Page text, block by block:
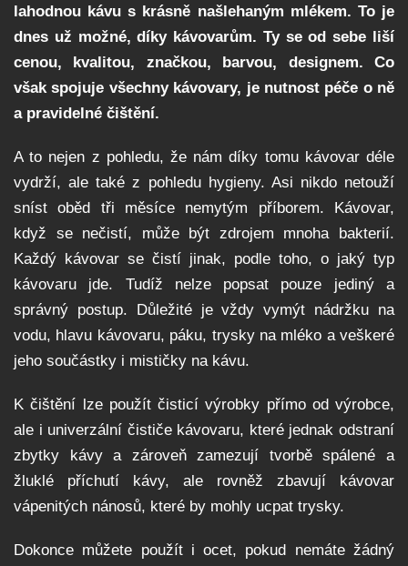
lahodnou kávu s krásně našlehaným mlékem. To je
dnes už možné, díky kávovarům. Ty se od sebe liší
cenou, kvalitou, značkou, barvou, designem. Co
však spojuje všechny kávovary, je nutnost péče o ně
a pravidelné čištění.
A to nejen z pohledu, že nám díky tomu kávovar déle
vydrží, ale také z pohledu hygieny. Asi nikdo netouží
sníst oběd tři měsíce nemytým příborem. Kávovar,
když se nečistí, může být zdrojem mnoha bakterií.
Každý kávovar se čistí jinak, podle toho, o jaký typ
kávovaru jde. Tudíž nelze popsat pouze jediný a
správný postup. Důležité je vždy vymýt nádržku na
vodu, hlavu kávovaru, páku, trysky na mléko a veškeré
jeho součástky i mističky na kávu.
K čištění lze použít čisticí výrobky přímo od výrobce,
ale i univerzální čističe kávovaru, které jednak odstraní
zbytky kávy a zároveň zamezují tvorbě spálené a
žluklé příchutí kávy, ale rovněž zbavují kávovar
vápenitých nánosů, které by mohly ucpat trysky.
Dokonce můžete použít i ocet, pokud nemáte žádný